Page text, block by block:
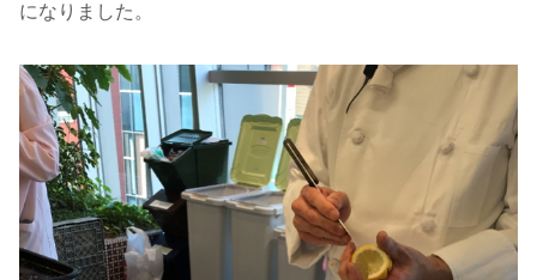
になりました。